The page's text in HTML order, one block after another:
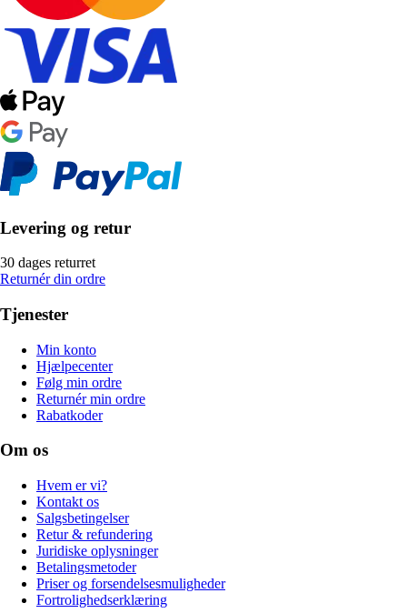
Levering og retur
30 dages returret
Returnér din ordre
Tjenester
Min konto
Hjælpecenter
Følg min ordre
Returnér min ordre
Rabatkoder
Om os
Hvem er vi?
Kontakt os
Salgsbetingelser
Retur & refundering
Juridiske oplysninger
Betalingsmetoder
Priser og forsendelsesmuligheder
Fortrolighedserklæring